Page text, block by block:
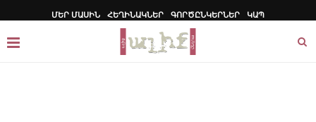
ՄԵՐ ՄԱՍԻՆ ՀԵՂԻՆԱԿՆԵՐ ԳՈՐԾԸՆԿԵՐՆԵՐ ԿԱՊ